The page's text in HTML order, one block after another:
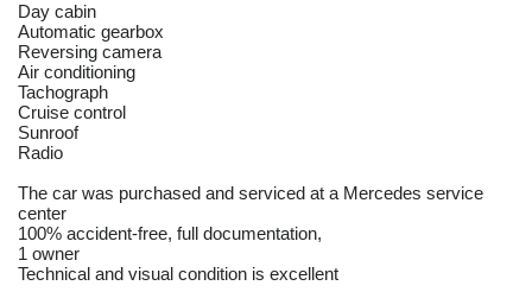
Day cabin
Automatic gearbox
Reversing camera
Air conditioning
Tachograph
Cruise control
Sunroof
Radio
The car was purchased and serviced at a Mercedes service
center
100% accident-free, full documentation,
1 owner
Technical and visual condition is excellent